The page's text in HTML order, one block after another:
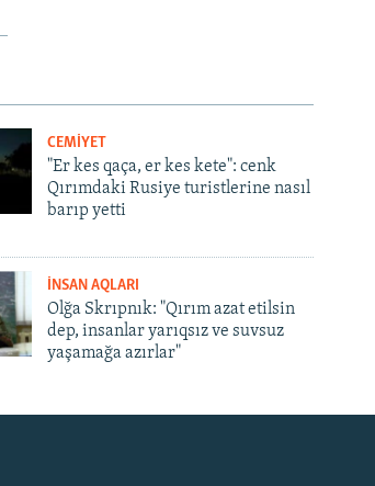
CEMİYET
"Er kes qaça, er kes kete": cenk
Qırımdaki Rusiye turistlerine nasıl
barıp yetti
İNSAN AQLARI
Olğa Skrıpnık: "Qırım azat etilsin
dep, insanlar yarıqsız ve suvsuz
yaşamağa azırlar"